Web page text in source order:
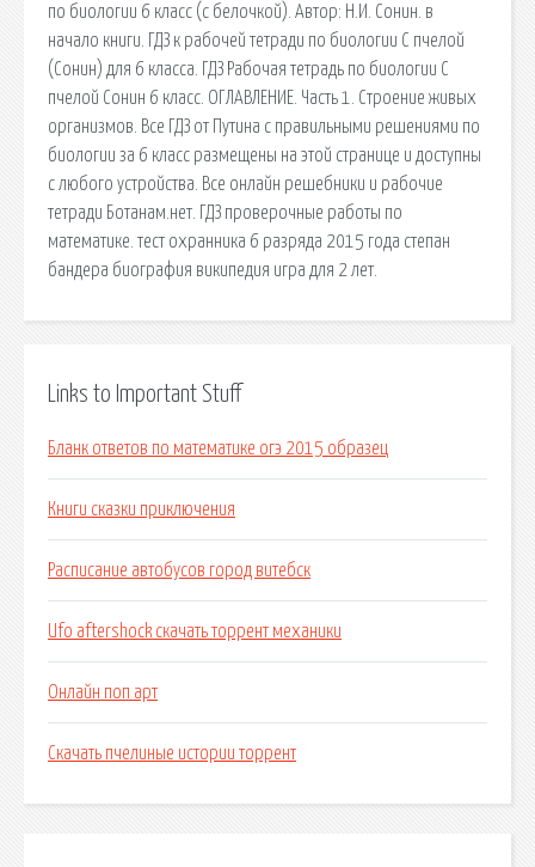
по биологии 6 класс (с белочкой). Автор: Н.И. Сонин. в
начало книги. ГДЗ к рабочей тетради по биологии С пчелой
(Сонин) для 6 класса. ГДЗ Рабочая тетрадь по биологии С
пчелой Сонин 6 класс. ОГЛАВЛЕНИЕ. Часть 1. Строение живых
организмов. Все ГДЗ от Путина с правильными решениями по
биологии за 6 класс размещены на этой странице и доступны
с любого устройства. Все онлайн решебники и рабочие
тетради Ботанам.нет. ГДЗ проверочные работы по
математике. тест охранника 6 разряда 2015 года степан
бандера биография википедия игра для 2 лет.
Links to Important Stuff
Бланк ответов по математике огэ 2015 образец
Книги сказки приключения
Расписание автобусов город витебск
Ufo aftershock скачать торрент механики
Онлайн поп арт
Скачать пчелиные истории торрент